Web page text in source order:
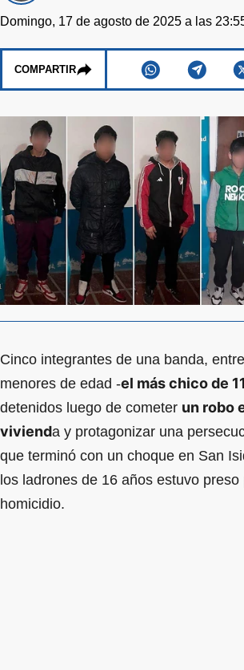
Domingo, 17 de agosto de 2025 a las
COMPARTIR
Cinco integrantes de una banda,
menores de edad -el más chico de
detenidos luego de cometer un robo
vivienda y protagonizar una
que terminó con un choque en San
los ladrones de 16 años estuvo preso
homicidio.